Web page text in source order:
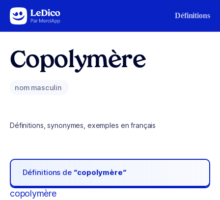
Aller au contenu Définitions
Copolymère
nom masculin
Définitions, synonymes, exemples en français
Définitions de “copolymère“
copolymère